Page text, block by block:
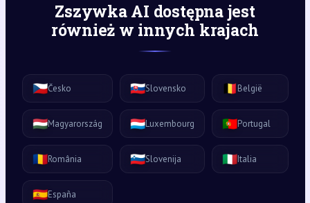
Zszywka AI dostępna jest
również w innych krajach
🇨🇿Česko 🇸🇰Slovensko 🇧🇪België
🇭🇺Magyarország 🇱🇺Luxembourg 🇵🇹Portugal
🇷🇴România 🇸🇮Slovenija 🇮🇹Italia
🇪🇸España